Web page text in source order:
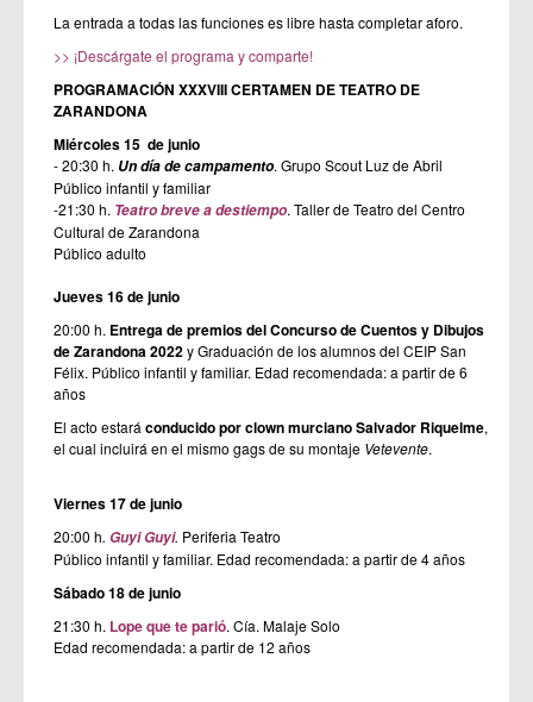
La entrada a todas las funciones es libre hasta completar aforo.
>> ¡Descárgate el programa y comparte!
PROGRAMACIÓN XXXVIII CERTAMEN DE TEATRO DE
ZARANDONA
Miércoles 15 de junio
- 20:30 h. Un día de campamento. Grupo Scout Luz de Abril
Público infantil y familiar
-21:30 h. Teatro breve a destiempo. Taller de Teatro del Centro
Cultural de Zarandona
Público adulto
Jueves 16 de junio
20:00 h. Entrega de premios del Concurso de Cuentos y Dibujos
de Zarandona 2022y Graduación de los alumnos del CEIP San
Félix. Público infantil y familiar. Edad recomendada: a partir de 6
años
El acto estará conducido por clown murciano Salvador Riquelme,
el cual incluirá en el mismo gags de su montaje Vetevente.
Viernes 17 de junio
20:00 h. Guyi Guyi. Periferia Teatro
Público infantil y familiar. Edad recomendada: a partir de 4 años
Sábado 18 de junio
21:30 h. Lope que te parió. Cía. Malaje Solo
Edad recomendada: a partir de 12 años